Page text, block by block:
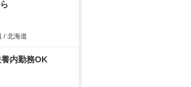
/ 北海道
内勤務OK